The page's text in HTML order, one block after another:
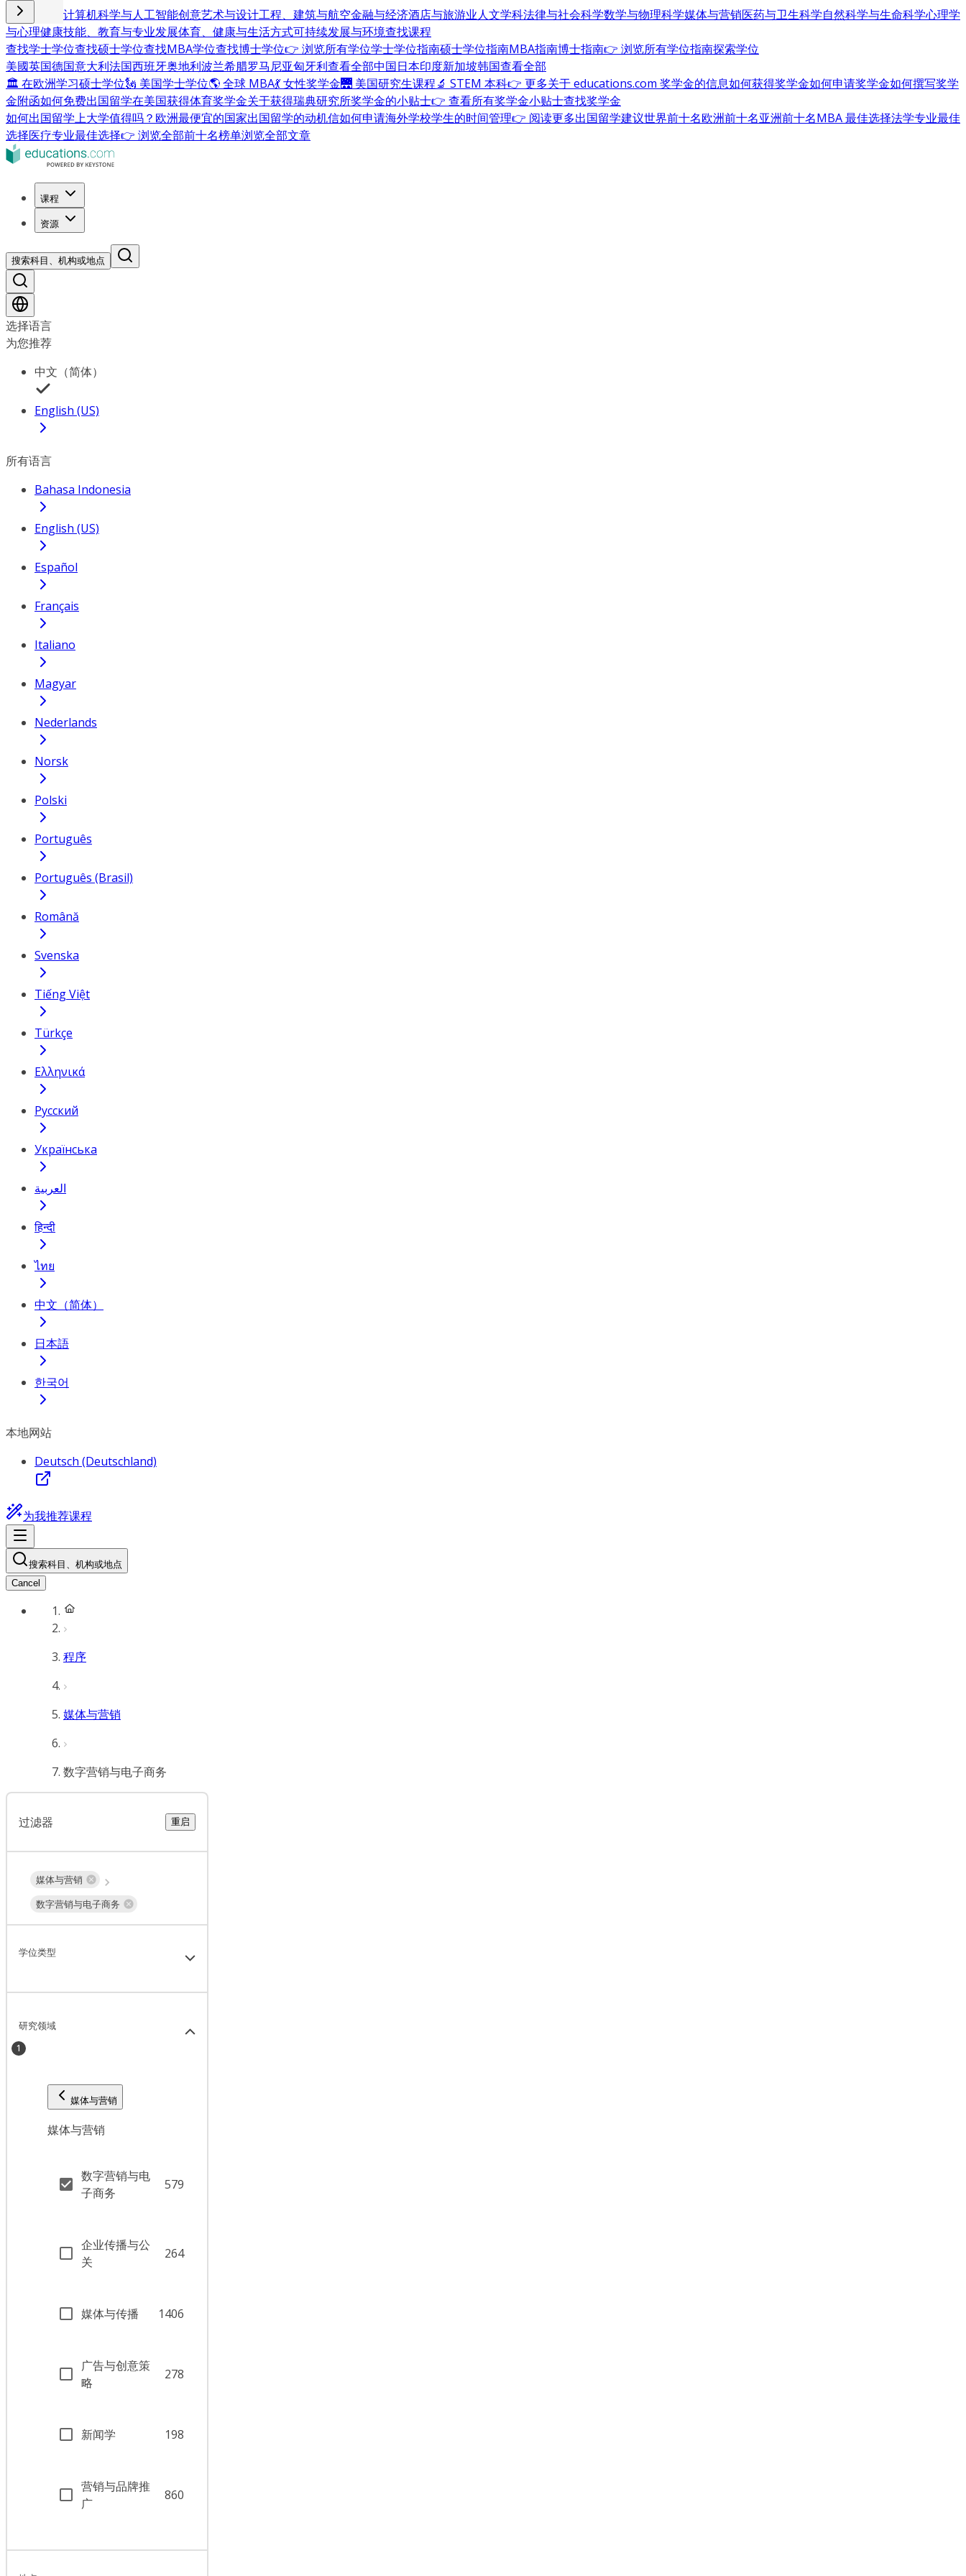
商业与管理 计算机科学与人工智能创意艺术与设计工程、建筑与航空金融与经济酒店与旅游业人文学科法律与社会科学数学与物理科学媒体与营销医药与卫生科学自然科学与生命科学心理学
与心理健康技能、教育与专业发展体育、健康与生活方式可持续发展与环境查找课程
查找学士学位查找硕士学位查找MBA学位查找博士学位👉 浏览所有学位学士学位指南硕士学位指南MBA指南博士指南👉 浏览所有学位指南探索学位
美國英国德国意大利法国西班牙奥地利波兰希腊罗马尼亚匈牙利查看全部中国日本印度新加坡韩国查看全部
🏛 在欧洲学习硕士学位🗽 美国学士学位🌎 全球 MBA💃 女性奖学金🌉 美国研究生课程🔬 STEM 本科👉 更多关于 educations.com 奖学金的信息如何获得奖学金如何申请奖学金如何撰写奖学
金附函如何免费出国留学在美国获得体育奖学金关于获得瑞典研究所奖学金的小贴士👉 查看所有奖学金小贴士查找奖学金
如何出国留学上大学值得吗？ 欧洲最便宜的国家出国留学的动机信如何申请海外学校学生的时间管理👉 阅读更多出国留学建议世界前十名欧洲前十名亚洲前十名MBA 最佳选择法学专业最佳
选择医疗专业最佳选择👉 浏览全部前十名榜单浏览全部文章
课程
资源
搜索科目、机构或地点
选择语言
为您推荐
中文（简体）
English (US)
所有语言
Bahasa Indonesia
English (US)
Español
Français
Italiano
Magyar
Nederlands
Norsk
Polski
Português
Português (Brasil)
Română
Svenska
Tiếng Việt
Türkçe
Ελληνικά
Русский
Українська
العربية
हिन्दी
ไทย
中文（简体）
日本語
한국어
本地网站
Deutsch (Deutschland)
为我推荐课程
搜索科目、机构或地点
Cancel
程序
媒体与营销
数字营销与电子商务
过滤器 重启
媒体与营销
数字营销与电子商务
学位类型
研究领域
1
媒体与营销
媒体与营销
数字营销与电
子商务
579
企业传播与公
关
264
媒体与传播 1406
广告与创意策
略
278
新闻学 198
营销与品牌推
广
860